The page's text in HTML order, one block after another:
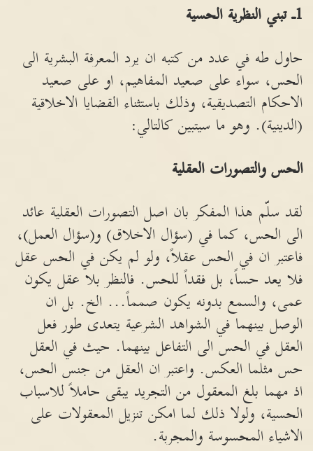
1ـ تبني النظرية الحسية
حاول طه في عدد من كتبه ان يرد المعرفة البشرية الى
الحس، سواء على صعيد المفاهيم، او على صعيد
الاحكام التصديقية، وذلك باستثناء القضايا الاخلاقية
(الدينية). وهو ما سيتبين كالتالي:
الحس والتصورات العقلية
لقد سلّم هذا المفكر بان اصل التصورات العقلية عائد
الى الحس، كما في (سؤال الاخلاق) و(سؤال العمل)،
فاعتبر ان في الحس عقلاً، ولو لم يكن في الحس عقل
فلا يعد حساً، بل فقداً للحس. فالنظر بلا عقل يكون
عمى، والسمع بدونه يكون صمماً... الخ. بل ان
الوصل بينهما في الشواهد الشرعية يتعدى طور فعل
العقل في الحس الى التفاعل بينهما. حيث في العقل
حس مثلما العكس. واعتبر ان العقل من جنس الحس،
اذ مهما بلغ المعقول من التجريد يبقى حاملاً للاسباب
الحسية، ولولا ذلك لما امكن تنزيل المعقولات على
الاشياء المحسوسة والمجربة.